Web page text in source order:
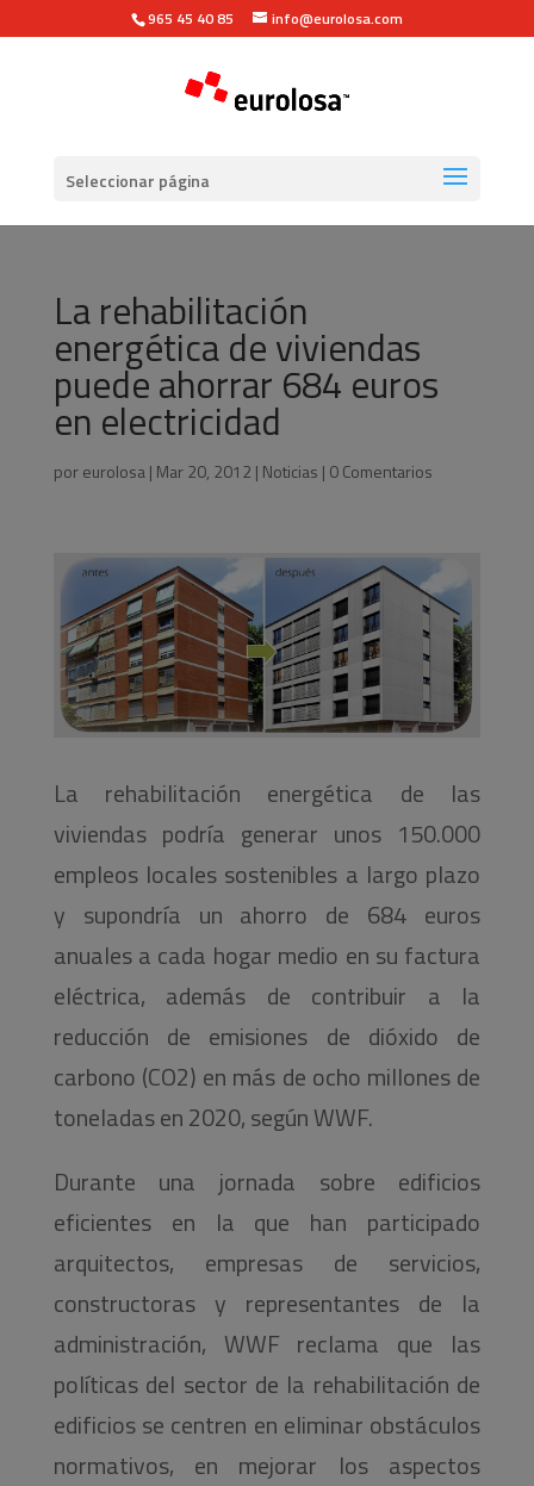
965 45 40 85 info@eurolosa.com
Seleccionar página
La rehabilitación
energética de viviendas
puede ahorrar 684 euros
en electricidad
poreurolosa| Mar 20, 2012 | Noticias | 0 Comentarios
La rehabilitación energética de las
viviendas podría generar unos 150.000
empleos locales sostenibles a largo plazo
y supondría un ahorro de 684 euros
anuales a cada hogar medio en su factura
eléctrica, además de contribuir a la
reducción de emisiones de dióxido de
carbono (CO2) en más de ocho millones de
toneladas en 2020, según WWF.
Durante una jornada sobre edificios
eficientes en la que han participado
arquitectos, empresas de servicios,
constructoras y representantes de la
administración, WWF reclama que las
políticas del sector de la rehabilitación de
edificios se centren en eliminar obstáculos
normativos, en mejorar los aspectos